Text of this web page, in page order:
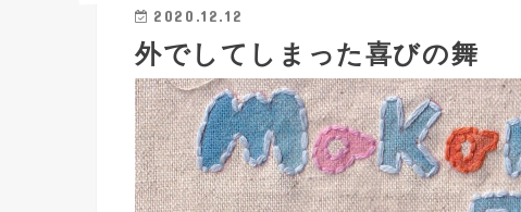
2020.12.12
外でしてしまった喜びの舞